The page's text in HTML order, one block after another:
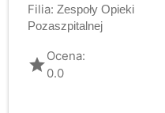
Filia: Zespoły Opieki
Pozaszpitalnej
gradeOcena:
0.0